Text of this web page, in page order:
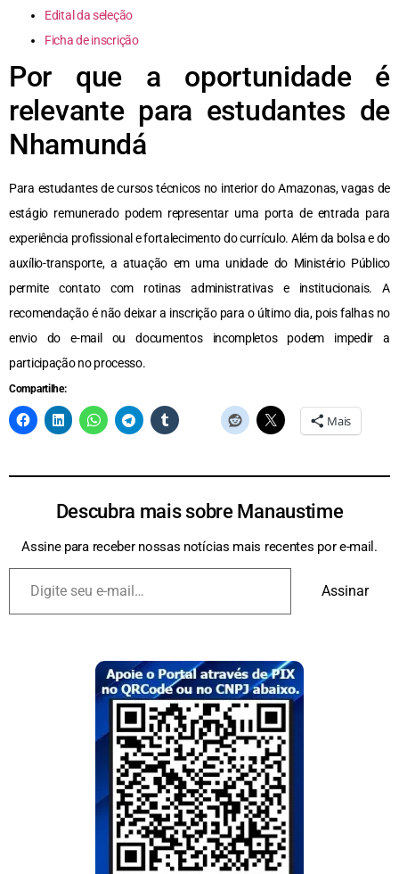
Edital da seleção
Ficha de inscrição
Por que a oportunidade é
relevante para estudantes de
Nhamundá
Para estudantes de cursos técnicos no interior do Amazonas, vagas de
estágio remunerado podem representar uma porta de entrada para
experiência profissional e fortalecimento do currículo. Além da bolsa e do
auxílio-transporte, a atuação em uma unidade do Ministério Público
permite contato com rotinas administrativas e institucionais. A
recomendação é não deixar a inscrição para o último dia, pois falhas no
envio do e-mail ou documentos incompletos podem impedir a
participação no processo.
Compartilhe:
Mais
Descubra mais sobre Manaustime
Assine para receber nossas notícias mais recentes por e-mail.
Assinar